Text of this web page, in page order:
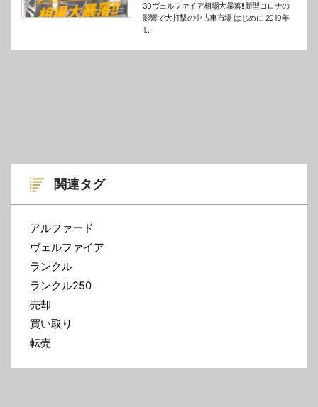
30ヴェルファイア相場大暴落!!新型コロナの
影響で大打撃の中古車市場 はじめに 2019年
1...
関連タグ
アルファード
ヴェルファイア
ランクル
ランクル250
売却
買い取り
転売